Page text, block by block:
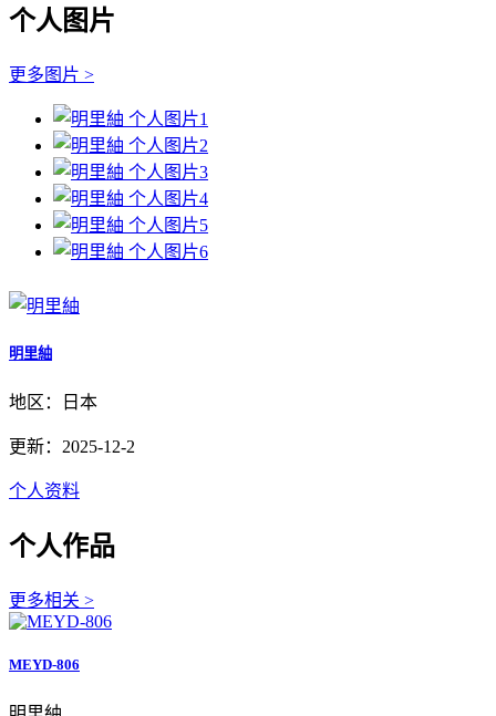
个人图片
更多图片 >
明里紬
地区：日本
更新：2025-12-2
个人资料
个人作品
更多相关 >
MEYD-806